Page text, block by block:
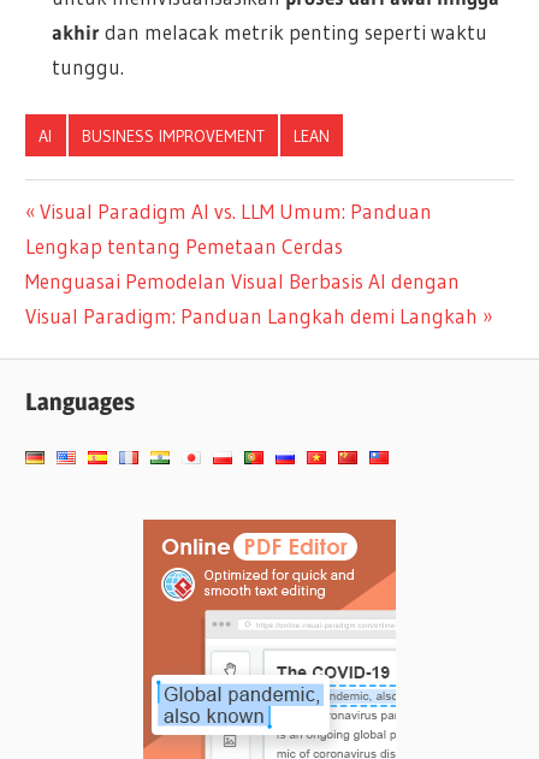
akhirdan melacak metrik penting seperti waktu
tunggu.
AI BUSINESS IMPROVEMENT LEAN
Navigasi
pos
Previous
Post:
Visual Paradigm AI vs. LLM Umum: Panduan
Lengkap tentang Pemetaan Cerdas
Next
Post:
Menguasai Pemodelan Visual Berbasis AI dengan
Visual Paradigm: Panduan Langkah demi Langkah
Languages